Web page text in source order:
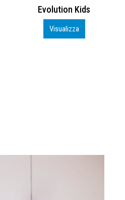
Evolution Kids
Visualizza